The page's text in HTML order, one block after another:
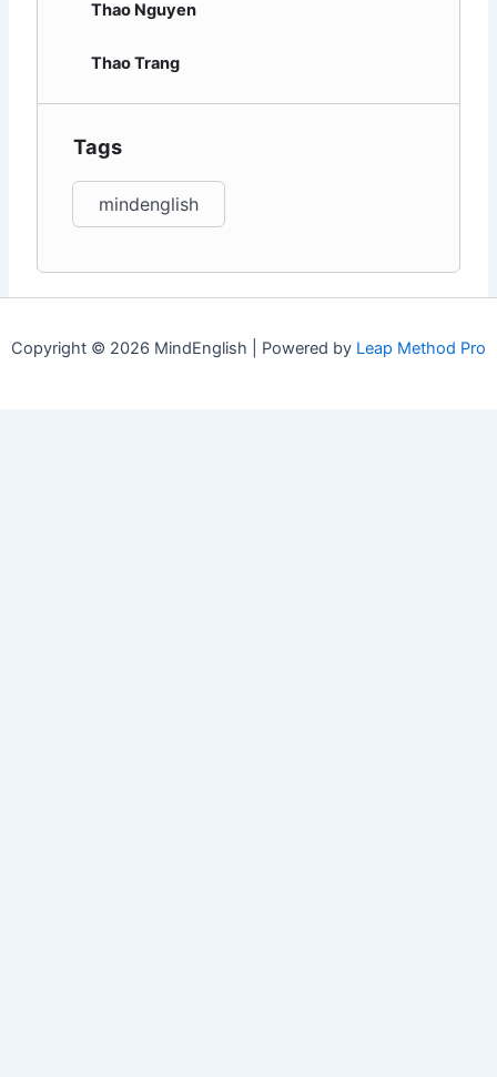
Thao Nguyen
Thao Trang
Tags
mindenglish
Copyright © 2026 MindEnglish | Powered by Leap Method Pro